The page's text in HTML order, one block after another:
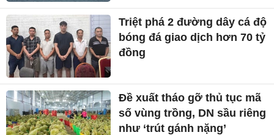
Triệt phá 2 đường dây cá độ
bóng đá giao dịch hơn 70 tỷ
đồng
Đề xuất tháo gỡ thủ tục mã
số vùng trồng, DN sầu riêng
như ‘trút gánh nặng’